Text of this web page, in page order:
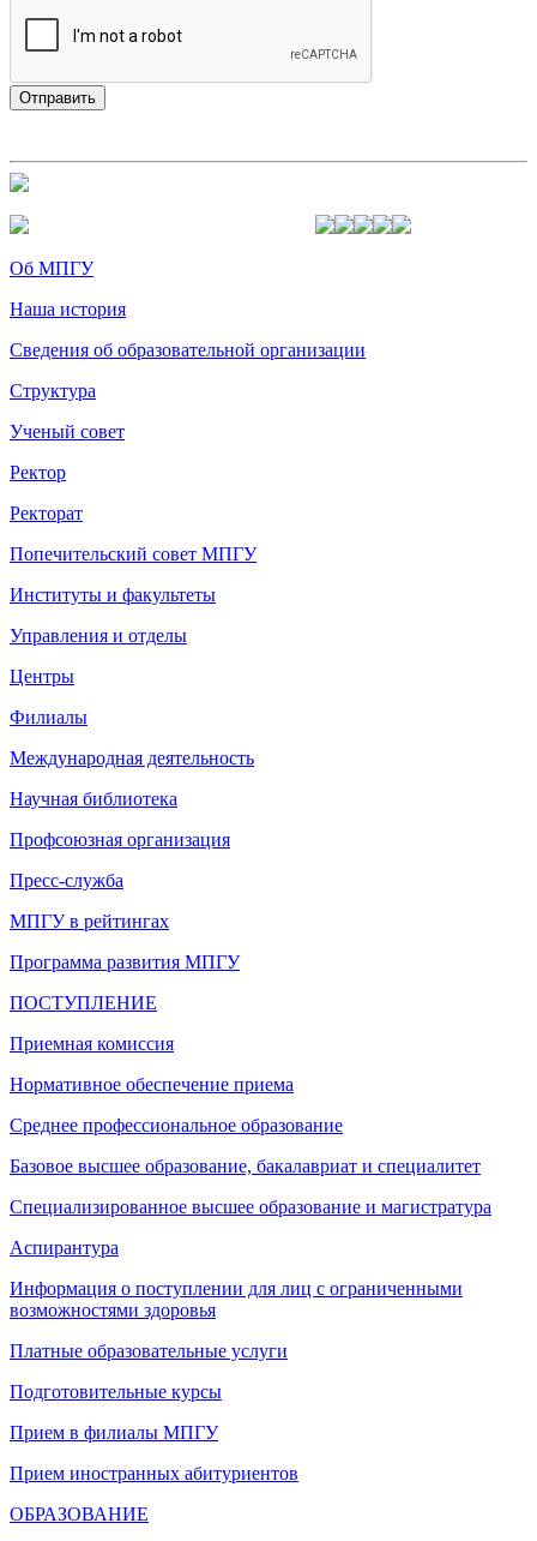
Об МПГУ
Наша история
Сведения об образовательной организации
Структура
Ученый совет
Ректор
Ректорат
Попечительский совет МПГУ
Институты и факультеты
Управления и отделы
Центры
Филиалы
Международная деятельность
Научная библиотека
Профсоюзная организация
Пресс-служба
МПГУ в рейтингах
Программа развития МПГУ
ПОСТУПЛЕНИЕ
Приемная комиссия
Нормативное обеспечение приема
Среднее профессиональное образование
Базовое высшее образование, бакалавриат и специалитет
Специализированное высшее образование и магистратура
Аспирантура
Информация о поступлении для лиц с ограниченными
возможностями здоровья
Платные образовательные услуги
Подготовительные курсы
Прием в филиалы МПГУ
Прием иностранных абитуриентов
ОБРАЗОВАНИЕ